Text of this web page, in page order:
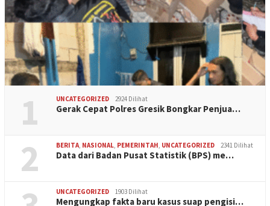
1 UNCATEGORIZED 2924 Dilihat
Gerak Cepat Polres Gresik Bongkar Penjua…
2 BERITA, NASIONAL, PEMERINTAH, UNCATEGORIZED 2341 Dilihat
Data dari Badan Pusat Statistik (BPS) me…
UNCATEGORIZED 1903 Dilihat
Mengungkap fakta baru kasus suap pengisi…